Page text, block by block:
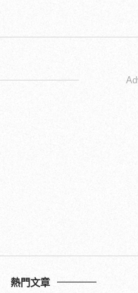
熱門文章